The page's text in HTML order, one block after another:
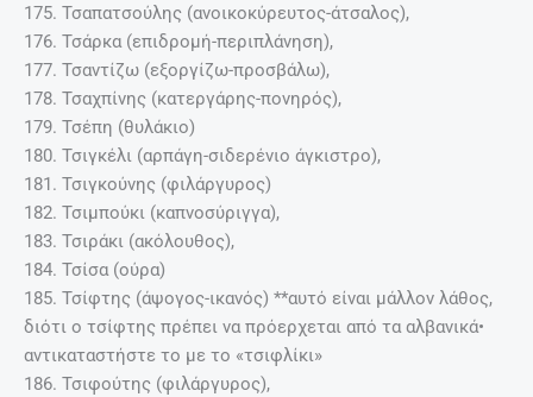
175. Τσαπατσούλης (ανοικοκύρευτος-άτσαλος),
176. Τσάρκα (επιδρομή-περιπλάνηση),
177. Τσαντίζω (εξοργίζω-προσβάλω),
178. Τσαχπίνης (κατεργάρης-πονηρός),
179. Τσέπη (θυλάκιο)
180. Τσιγκέλι (αρπάγη-σιδερένιο άγκιστρο),
181. Τσιγκούνης (φιλάργυρος)
182. Τσιμπούκι (καπνοσύριγγα),
183. Τσιράκι (ακόλουθος),
184. Τσίσα (ούρα)
185. Τσίφτης (άψογος-ικανός) **αυτό είναι μάλλον λάθος,
διότι ο τσίφτης πρέπει να πρόερχεται από τα αλβανικά•
αντικαταστήστε το με το «τσιφλίκι»
186. Τσιφούτης (φιλάργυρος),